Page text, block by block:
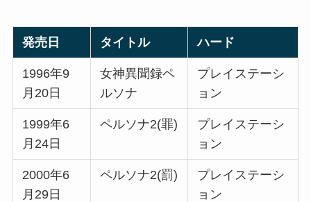
発売日 タイトル ハード
1996年9
月20日
女神異聞録ペ
ルソナ
プレイステーシ
ョン
1999年6
月24日
ペルソナ2(罪)
プレイステーシ
ョン
2000年6
月29日
ペルソナ2(罰)
プレイステーシ
ョン